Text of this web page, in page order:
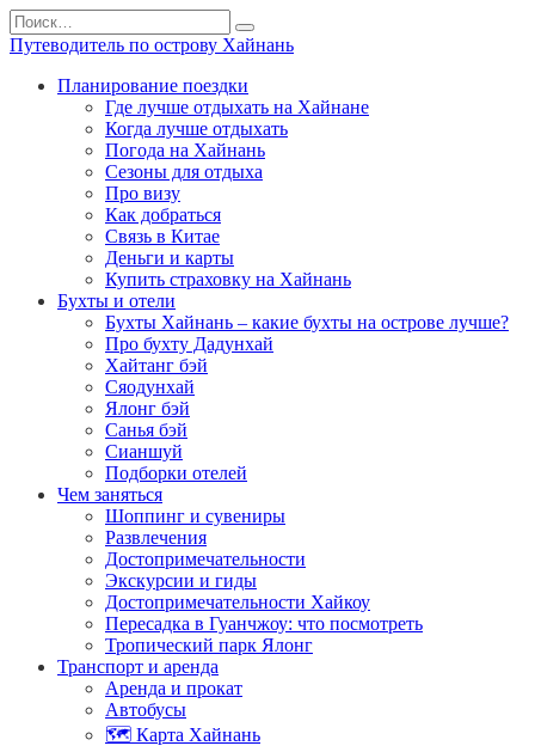
Перейти
к
содержанию
Search
for:
Путеводитель по острову Хайнань
Планирование поездки
Где лучше отдыхать на Хайнане
Когда лучше отдыхать
Погода на Хайнань
Сезоны для отдыха
Про визу
Как добраться
Связь в Китае
Деньги и карты
Купить страховку на Хайнань
Бухты и отели
Бухты Хайнань – какие бухты на острове лучше?
Про бухту Дадунхай
Хайтанг бэй
Сяодунхай
Ялонг бэй
Санья бэй
Сианшуй
Подборки отелей
Чем заняться
Шоппинг и сувениры
Развлечения
Достопримечательности
Экскурсии и гиды
Достопримечательности Хайкоу
Пересадка в Гуанчжоу: что посмотреть
Тропический парк Ялонг
Транспорт и аренда
Аренда и прокат
Автобусы
🗺️ Карта Хайнань